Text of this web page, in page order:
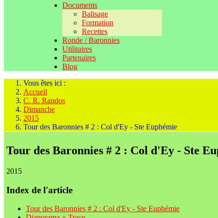
Documents
Balisage
Formation
Recettes
Ronde / Baronnies
Utilitaires
Partenaires
Blog
Vous êtes ici :
Accueil
C. R. Randos
Dimanche
2015
Tour des Baronnies # 2 : Col d'Ey - Ste Euphémie
Tour des Baronnies # 2 : Col d'Ey - Ste
2015
Index de l'article
Tour des Baronnies # 2 : Col d'Ey - Ste Euphémie